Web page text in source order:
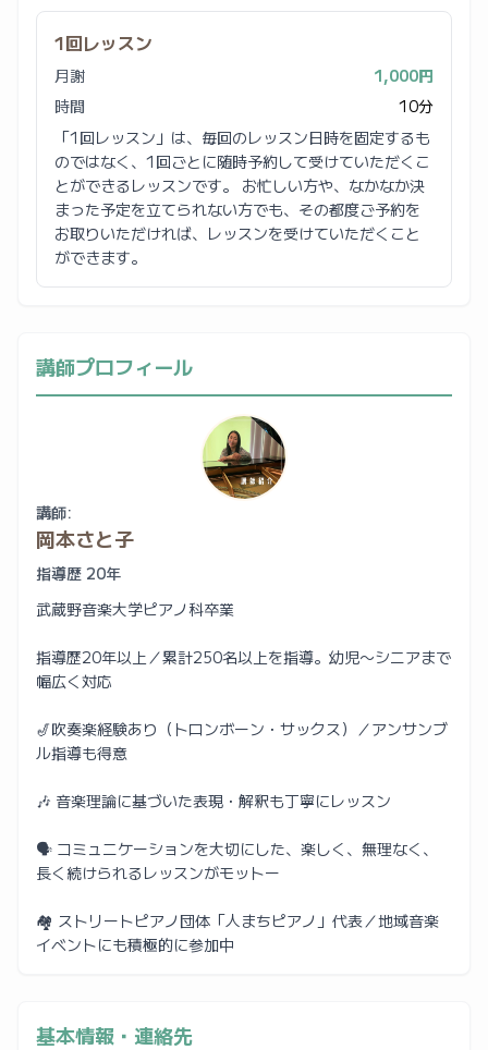
1回レッスン
月謝
1,000円
時間
10分
「1回レッスン」は、毎回のレッスン日時を固定するも
のではなく、1回ごとに随時予約して受けていただくこ
とができるレッスンです。 お忙しい方や、なかなか決
まった予定を立てられない方でも、その都度ご予約を
お取りいただければ、レッスンを受けていただくこと
ができます。
講師プロフィール
講師:
岡本さと子
指導歴 20年
武蔵野音楽大学ピアノ科卒業
指導歴20年以上／累計250名以上を指導。幼児〜シニアまで
幅広く対応
🎷吹奏楽経験あり（トロンボーン・サックス）／アンサンブ
ル指導も得意
🎶 音楽理論に基づいた表現・解釈も丁寧にレッスン
🗣 コミュニケーションを大切にした、楽しく、無理なく、
長く続けられるレッスンがモットー
🏘 ストリートピアノ団体「人まちピアノ」代表／地域音楽
イベントにも積極的に参加中
基本情報・連絡先